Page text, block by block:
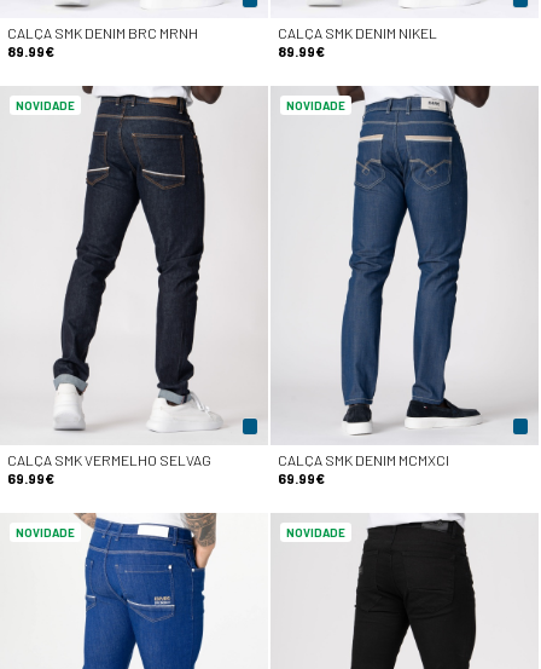
CALÇA SMK DENIM BRC MRNH
89.99€
CALÇA SMK DENIM NIKEL
89.99€
NOVIDADE
CALÇA SMK VERMELHO SELVAG
69.99€
NOVIDADE
CALÇA SMK DENIM MCMXCI
69.99€
NOVIDADE NOVIDADE